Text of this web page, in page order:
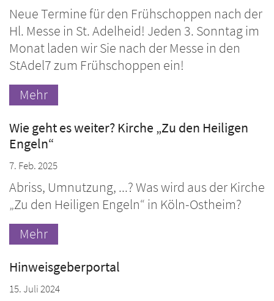
Neue Termine für den Frühschoppen nach der
Hl. Messe in St. Adelheid! Jeden 3. Sonntag im
Monat laden wir Sie nach der Messe in den
StAdel7 zum Frühschoppen ein!
Mehr
Wie geht es weiter? Kirche „Zu den Heiligen
Engeln“
7. Feb. 2025
Abriss, Umnutzung, ...? Was wird aus der Kirche
„Zu den Heiligen Engeln“ in Köln-Ostheim?
Mehr
Hinweisgeberportal
15. Juli 2024